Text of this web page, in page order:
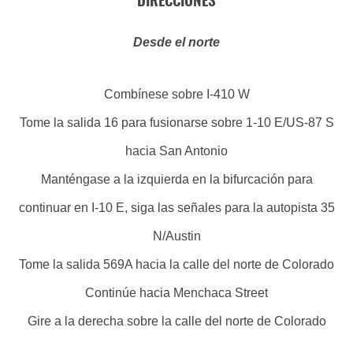
Desde el norte
Combínese sobre I-410 W
Tome la salida 16 para fusionarse sobre 1-10 E/US-87 S
hacia San Antonio
Manténgase a la izquierda en la bifurcación para
continuar en I-10 E, siga las señales para la autopista 35
N/Austin
Tome la salida 569A hacia la calle del norte de Colorado
Continúe hacia Menchaca Street
Gire a la derecha sobre la calle del norte de Colorado